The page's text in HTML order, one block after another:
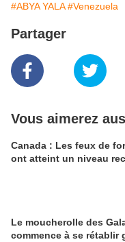
#ABYA YALA #Venezuela
Partager
Vous aimerez
Canada : Les feux de
ont atteint un niveau
Le moucherolle des
commence à se rétablir